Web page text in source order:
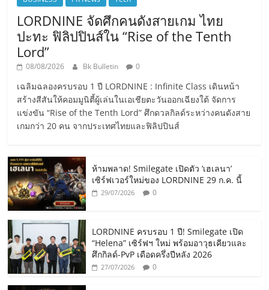
LORDNINE จัดศึกคนดังสายเกม ไทย
ปะทะ ฟิลิปปินส์ใน “Rise of the Tenth
Lord”
08/08/2026 Bk Bulletin 0
เฉลิมฉลองครบรอบ 1 ปี LORDNINE : Infinite Class เดินหน้า
สร้างสีสันให้คอมมูนิตี้ผู้เล่นในเอเชียตะวันออกเฉียงใต้ จัดการ
แข่งขัน “Rise of the Tenth Lord” ศึกดวลกิลด์ระหว่างคนดังสาย
เกมกว่า 20 คน จากประเทศไทยและฟิลิปปินส์
ห้ามพลาด! Smilegate เปิดตัว ‘เฮเลนา’
เซิร์ฟเวอร์ใหม่ของ LORDNINE 29 ก.ค. นี้
29/07/2026 0
LORDNINE ครบรอบ 1 ปี! Smilegate เปิด
“Helena” เซิร์ฟฯ ใหม่ พร้อมอาวุธเคียวและ
ศึกกิลด์-PvP เดือดครึ่งปีหลัง 2026
27/07/2026 0